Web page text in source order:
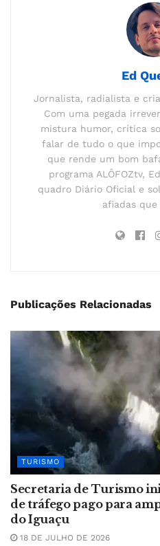
Ed
Jornalista, radialista e
Com uma pegada
mistura humor, crítica
falar de tudo o que
que rende um bom
programa ALÔFOZtv,
quadro Diário Oficial e
afiadas
Publicações Relacionadas
TURISMO
Secretaria de Turismo
de tráfego pago para
do Iguaçu
18 DE JULHO DE 2026